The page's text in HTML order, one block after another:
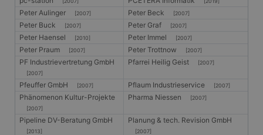
Peter Aulinger [2007] Peter Beck [2007]
Peter Buck [2007] Peter Graf [2007]
Peter Haensel [2010] Peter Immel [2007]
Peter Praum [2007] Peter Trottnow [2007]
PF Industrievertretung GmbH
[2007]
Pfarrei Heilig Geist [2007]
Pfeuffer GmbH [2007] Pflaum Industrieservice [2007]
Phänomenon Kultur-Projekte
[2007]
Pharma Niessen [2007]
Pipeline DV-Beratung GmbH
[2013]
Planung & tech. Revision GmbH
[2007]
von der besuchten
Corporation
Dies ist ein
Microsoft MSN-
Erstanbieters, das
das